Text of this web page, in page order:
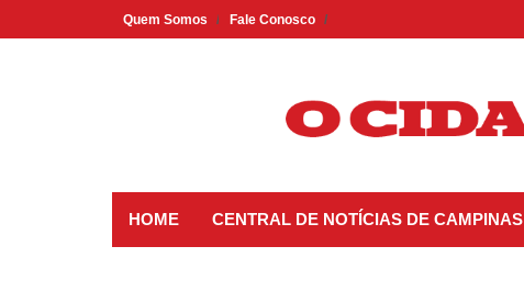
to
Quem Somos Fale Conosco
HOME CENTRAL DE NOTÍCIAS DE CAMPINAS